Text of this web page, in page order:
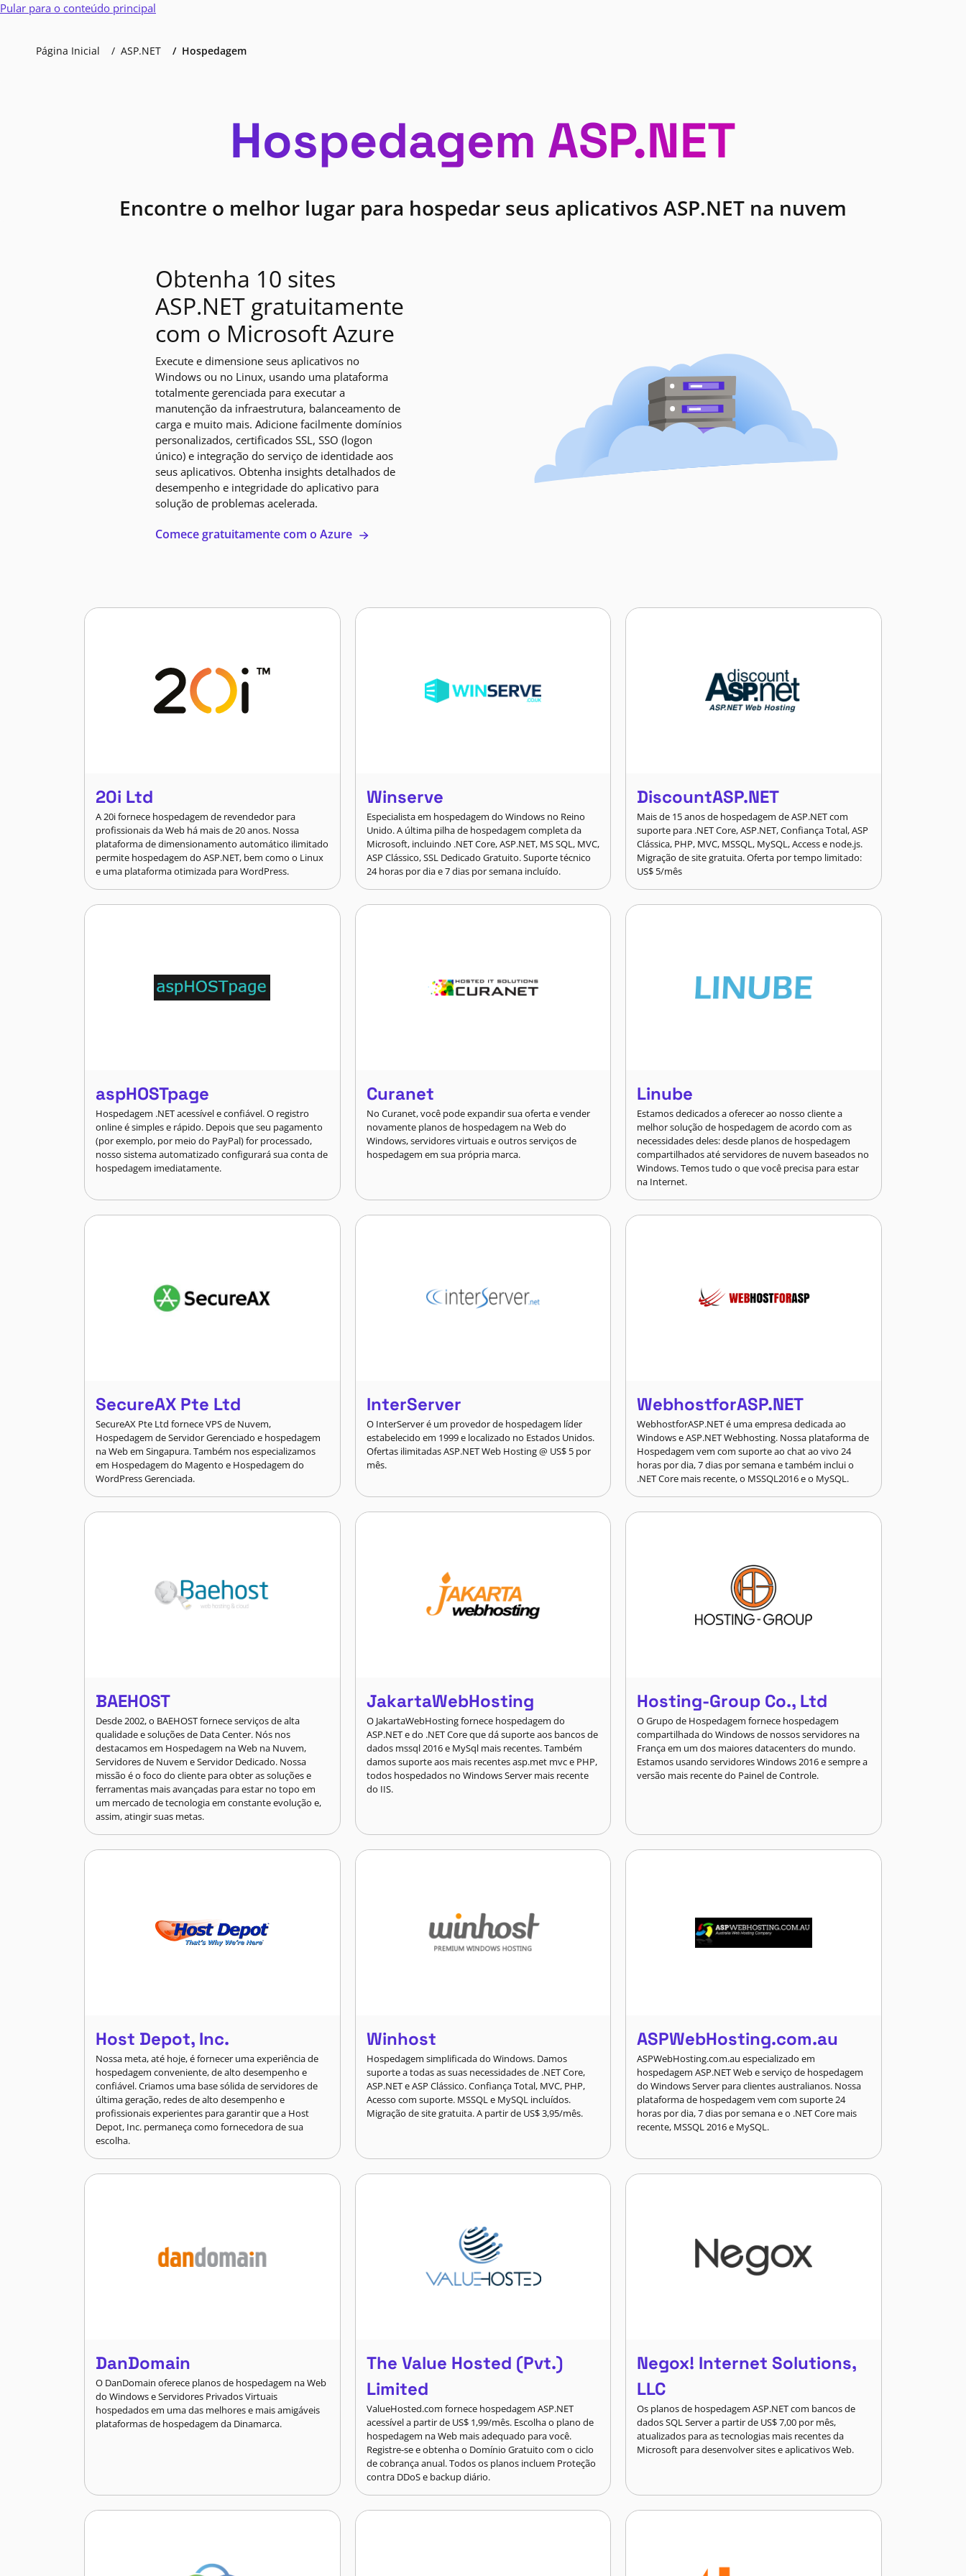
Pular para o conteúdo principal
Página Inicial ASP.NET Hospedagem
Hospedagem ASP.NET
Encontre o melhor lugar para hospedar seus aplicativos ASP.NET na nuvem
Obtenha 10 sites
ASP.NET gratuitamente
com o Microsoft Azure
Execute e dimensione seus aplicativos no
Windows ou no Linux, usando uma plataforma
totalmente gerenciada para executar a
manutenção da infraestrutura, balanceamento de
carga e muito mais. Adicione facilmente domínios
personalizados, certificados SSL, SSO (logon
único) e integração do serviço de identidade aos
seus aplicativos. Obtenha insights detalhados de
desempenho e integridade do aplicativo para
solução de problemas acelerada.
Comece gratuitamente com o Azure
20i Ltd
A 20i fornece hospedagem de revendedor para
profissionais da Web há mais de 20 anos. Nossa
plataforma de dimensionamento automático ilimitado
permite hospedagem do ASP.NET, bem como o Linux
e uma plataforma otimizada para WordPress.
Winserve
Especialista em hospedagem do Windows no Reino
Unido. A última pilha de hospedagem completa da
Microsoft, incluindo .NET Core, ASP.NET, MS SQL, MVC,
ASP Clássico, SSL Dedicado Gratuito. Suporte técnico
24 horas por dia e 7 dias por semana incluído.
DiscountASP.NET
Mais de 15 anos de hospedagem de ASP.NET com
suporte para .NET Core, ASP.NET, Confiança Total, ASP
Clássica, PHP, MVC, MSSQL, MySQL, Access e node.js.
Migração de site gratuita. Oferta por tempo limitado:
US$ 5/mês
aspHOSTpage
Hospedagem .NET acessível e confiável. O registro
online é simples e rápido. Depois que seu pagamento
(por exemplo, por meio do PayPal) for processado,
nosso sistema automatizado configurará sua conta de
hospedagem imediatamente.
Curanet
No Curanet, você pode expandir sua oferta e vender
novamente planos de hospedagem na Web do
Windows, servidores virtuais e outros serviços de
hospedagem em sua própria marca.
Linube
Estamos dedicados a oferecer ao nosso cliente a
melhor solução de hospedagem de acordo com as
necessidades deles: desde planos de hospedagem
compartilhados até servidores de nuvem baseados no
Windows. Temos tudo o que você precisa para estar
na Internet.
SecureAX Pte Ltd
SecureAX Pte Ltd fornece VPS de Nuvem,
Hospedagem de Servidor Gerenciado e hospedagem
na Web em Singapura. Também nos especializamos
em Hospedagem do Magento e Hospedagem do
WordPress Gerenciada.
InterServer
O InterServer é um provedor de hospedagem líder
estabelecido em 1999 e localizado no Estados Unidos.
Ofertas ilimitadas ASP.NET Web Hosting @ US$ 5 por
mês.
WebhostforASP.NET
WebhostforASP.NET é uma empresa dedicada ao
Windows e ASP.NET Webhosting. Nossa plataforma de
Hospedagem vem com suporte ao chat ao vivo 24
horas por dia, 7 dias por semana e também inclui o
.NET Core mais recente, o MSSQL2016 e o MySQL.
BAEHOST
Desde 2002, o BAEHOST fornece serviços de alta
qualidade e soluções de Data Center. Nós nos
destacamos em Hospedagem na Web na Nuvem,
Servidores de Nuvem e Servidor Dedicado. Nossa
missão é o foco do cliente para obter as soluções e
ferramentas mais avançadas para estar no topo em
um mercado de tecnologia em constante evolução e,
assim, atingir suas metas.
JakartaWebHosting
O JakartaWebHosting fornece hospedagem do
ASP.NET e do .NET Core que dá suporte aos bancos de
dados mssql 2016 e MySql mais recentes. Também
damos suporte aos mais recentes asp.met mvc e PHP,
todos hospedados no Windows Server mais recente
do IIS.
Hosting-Group Co., Ltd
O Grupo de Hospedagem fornece hospedagem
compartilhada do Windows de nossos servidores na
França em um dos maiores datacenters do mundo.
Estamos usando servidores Windows 2016 e sempre a
versão mais recente do Painel de Controle.
Host Depot, Inc.
Nossa meta, até hoje, é fornecer uma experiência de
hospedagem conveniente, de alto desempenho e
confiável. Criamos uma base sólida de servidores de
última geração, redes de alto desempenho e
profissionais experientes para garantir que a Host
Depot, Inc. permaneça como fornecedora de sua
escolha.
Winhost
Hospedagem simplificada do Windows. Damos
suporte a todas as suas necessidades de .NET Core,
ASP.NET e ASP Clássico. Confiança Total, MVC, PHP,
Acesso com suporte. MSSQL e MySQL incluídos.
Migração de site gratuita. A partir de US$ 3,95/mês.
ASPWebHosting.com.au
ASPWebHosting.com.au especializado em
hospedagem ASP.NET Web e serviço de hospedagem
do Windows Server para clientes australianos. Nossa
plataforma de hospedagem vem com suporte 24
horas por dia, 7 dias por semana e o .NET Core mais
recente, MSSQL 2016 e MySQL.
DanDomain
O DanDomain oferece planos de hospedagem na Web
do Windows e Servidores Privados Virtuais
hospedados em uma das melhores e mais amigáveis
plataformas de hospedagem da Dinamarca.
The Value Hosted (Pvt.)
Limited
ValueHosted.com fornece hospedagem ASP.NET
acessível a partir de US$ 1,99/mês. Escolha o plano de
hospedagem na Web mais adequado para você.
Registre-se e obtenha o Domínio Gratuito com o ciclo
de cobrança anual. Todos os planos incluem Proteção
contra DDoS e backup diário.
Negox! Internet Solutions,
LLC
Os planos de hospedagem ASP.NET com bancos de
dados SQL Server a partir de US$ 7,00 por mês,
atualizados para as tecnologias mais recentes da
Microsoft para desenvolver sites e aplicativos Web.